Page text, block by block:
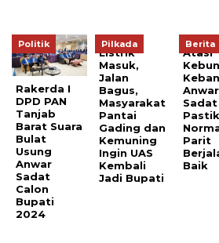
Politik
Rakerda I
DPD PAN
Tanjab
Barat Suara
Bulat
Usung
Anwar
Sadat
Calon
Bupati
2024
Pilkada
Listrik
Masuk,
Jalan
Bagus,
Masyarakat
Pantai
Gading dan
Kemuning
Ingin UAS
Kembali
Jadi Bupati
Berita
Atasi
Anwar
Sadat
Parit
Baik